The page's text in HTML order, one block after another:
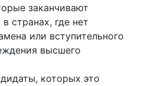
заканчивают
странах, где нет
или вступительного
высшего
которых это